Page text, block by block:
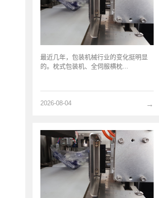
最近几年，包装机械行业的变化挺明显
的。枕式包装机、全伺服横枕...
→
2026-08-04